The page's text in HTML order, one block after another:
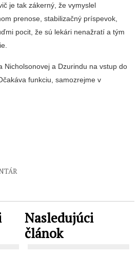
je tak zákerný, že vymyslel
prenose, stabilizačný príspevok,
pocit, že sú lekári nenažratí a tým
Nicholsonovej a Dzurindu na vstup do
funkciu, samozrejme v
Nasledujúci
článok